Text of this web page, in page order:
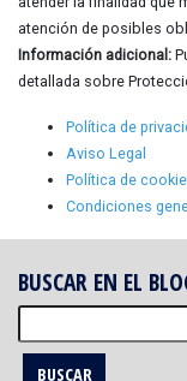
atención de posibles
Información adicional:
detallada sobre
Política de
Aviso Legal
Política de
Condiciones
BUSCAR EN EL